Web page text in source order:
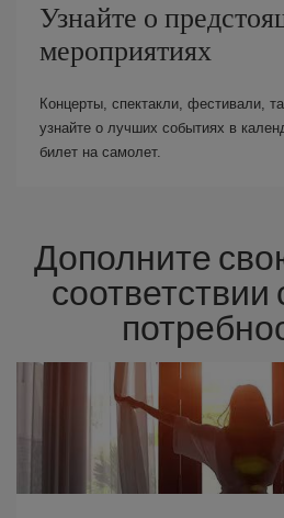
Узнайте о
мероприятиях
Концерты, спектакли, фестивали,
узнайте о лучших событиях в
билет на самолет.
Дополните